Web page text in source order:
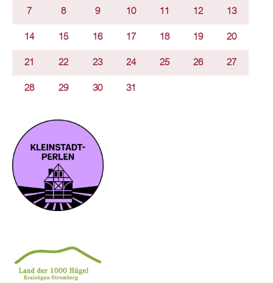
7 8 9 10 11 12 13
14 15 16 17 18 19 20
21 22 23 24 25 26 27
28 29 30 31